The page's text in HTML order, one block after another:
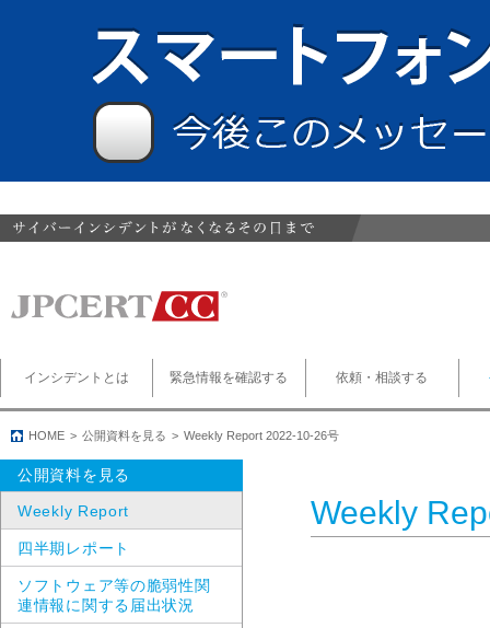
インシデントとは 緊急情報を確認する 依頼・相談する
HOME 公開資料を見る Weekly Report 2022-10-26号
Weekly
公開資料を見る
Weekly Report
四半期レポート
ソフトウェア等の脆弱性関
連情報に関する届出状況